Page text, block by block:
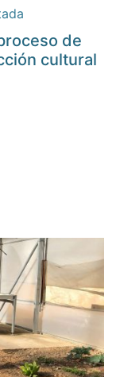
de
cultural